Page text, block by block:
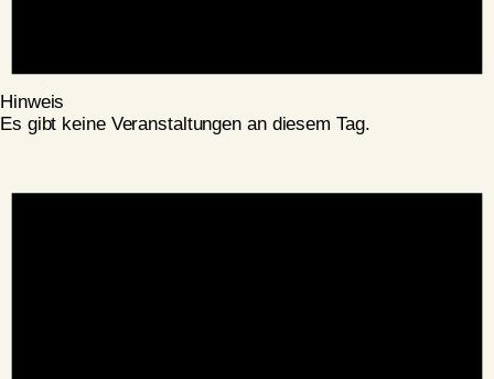
Hinweis
Es gibt keine Veranstaltungen an diesem Tag.